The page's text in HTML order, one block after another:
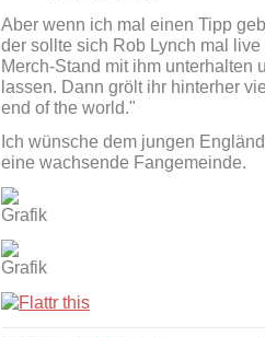
Aber wenn ich mal einen Tipp
der sollte sich Rob Lynch mal
Merch-Stand mit ihm unterhalten
lassen. Dann grölt ihr hinterher
end of the world."
Ich wünsche dem jungen
eine wachsende Fangemeinde.